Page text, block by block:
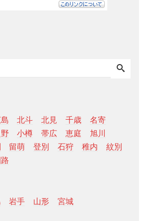
北斗 北見 千歳
名寄
小樽 帯広 恵庭
旭川
留萌 登別 石狩 稚内
紋別
岩手 山形 宮城